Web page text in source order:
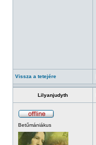
Vissza a tetejére
Lilyanjudyth
Betűmániákus